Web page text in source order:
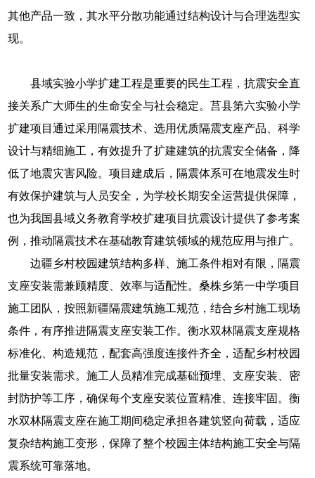
其他产品一致，其水平分散功能通过结构设计与合理选型实
现。
县域实验小学扩建工程是重要的民生工程，抗震安全直
接关系广大师生的生命安全与社会稳定。莒县第六实验小学
扩建项目通过采用隔震技术、选用优质隔震支座产品、科学
设计与精细施工，有效提升了扩建建筑的抗震安全储备，降
低了地震灾害风险。项目建成后，隔震体系可在地震发生时
有效保护建筑与人员安全，为学校长期安全运营提供保障，
也为我国县域义务教育学校扩建项目抗震设计提供了参考案
例，推动隔震技术在基础教育建筑领域的规范应用与推广。
边疆乡村校园建筑结构多样、施工条件相对有限，隔震
支座安装需兼顾精度、效率与适配性。桑株乡第一中学项目
施工团队，按照新疆隔震建筑施工规范，结合乡村施工现场
条件，有序推进隔震支座安装工作。衡水双林隔震支座规格
标准化、构造规范，配套高强度连接件齐全，适配乡村校园
批量安装需求。施工人员精准完成基础预埋、支座安装、密
封防护等工序，确保每个支座安装位置精准、连接牢固。衡
水双林隔震支座在施工期间稳定承担各建筑竖向荷载，适应
复杂结构施工变形，保障了整个校园主体结构施工安全与隔
震系统可靠落地。